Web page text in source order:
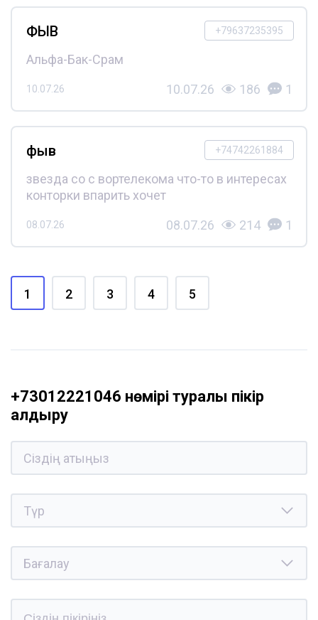
+79637235395
ФЫВ
Альфа-Бак-Срам
10.07.26 10.07.26 186 1
+74742261884
фыв
звезда со с вортелекома что-то в интересах
конторки впарить хочет
08.07.26 08.07.26 214 1
1 2 3 4 5
+73012221046 нөмірі туралы пікір
қалдыру